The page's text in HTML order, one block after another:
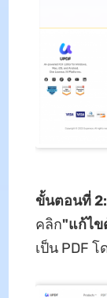
ขั้นตอนที่ 2:
คลิก"แก้ไข
เป็น PDF